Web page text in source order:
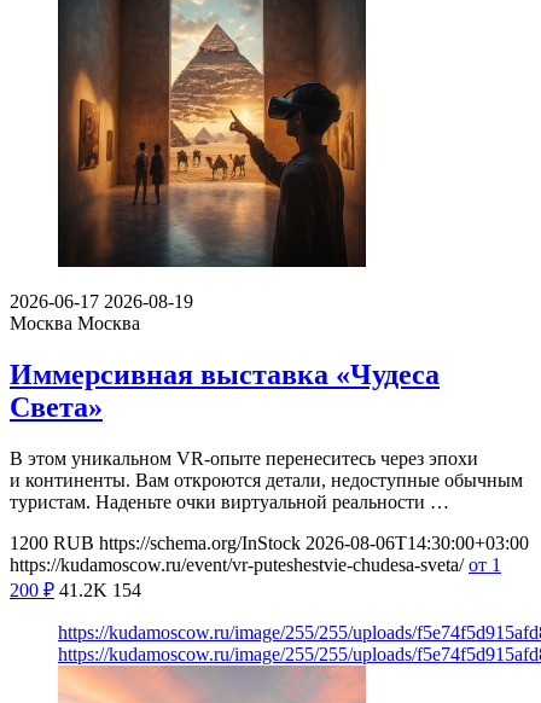
2026-06-17 2026-08-19
Москва Москва
Иммерсивная выставка «Чудеса
Света»
В этом уникальном VR-опыте перенеситесь через эпохи
и континенты. Вам откроются детали, недоступные обычным
туристам. Наденьте очки виртуальной реальности …
1200 RUB https://schema.org/InStock 2026-08-06T14:30:00+03:00
https://kudamoscow.ru/event/vr-puteshestvie-chudesa-sveta/ от 1
200 ₽ 41.2K 154
https://kudamoscow.ru/image/255/255/uploads/
https://kudamoscow.ru/image/255/255/uploads/